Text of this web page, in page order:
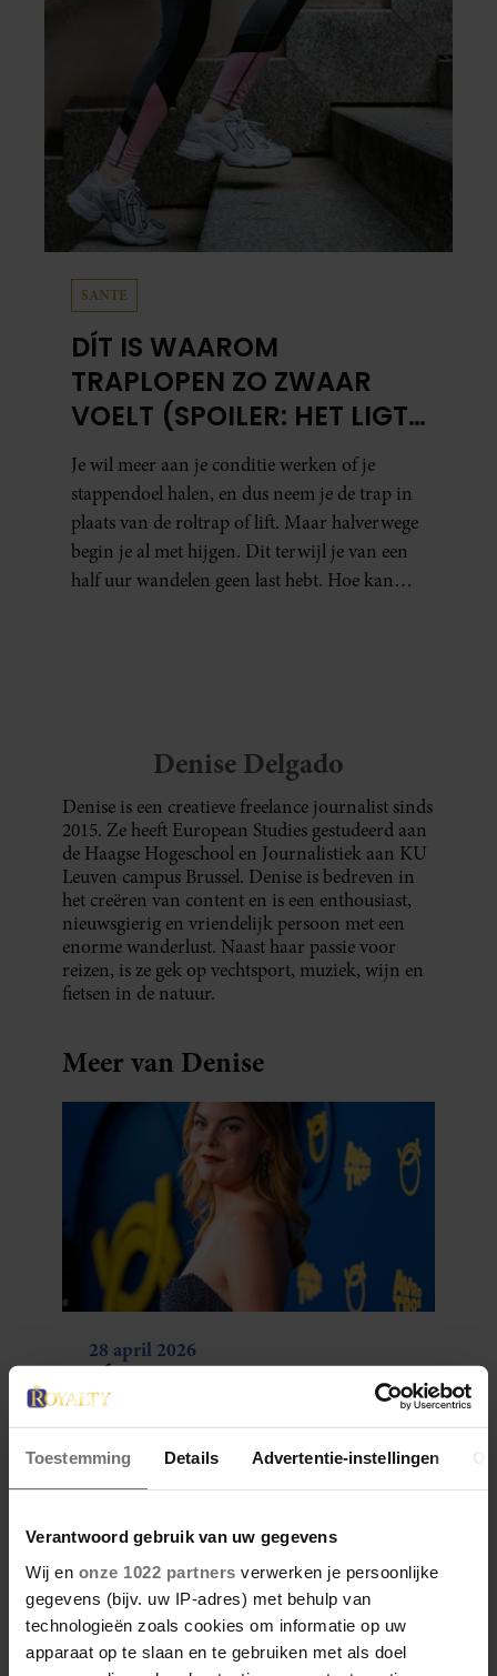
Toestemming Details Advertentie-instellingen
Verantwoord gebruik van uw gegevens
Wij en onze 1022 partners verwerken je persoonlijke
gegevens (bijv. uw IP-adres) met behulp van
technologieën zoals cookies om informatie op uw
apparaat op te slaan en te gebruiken met als doel
SANTE
DÍT IS WAAROM
TRAPLOPEN ZO ZWAAR
VOELT (SPOILER: HET LIGT
NIET AAN JE CONDITIE)
Je wil meer aan je conditie werken of je
stappendoel halen, en dus neem je de trap in
plaats van de roltrap of lift. Maar halverwege
begin je al met hijgen. Dit terwijl je van een
half uur wandelen geen last hebt. Hoe kan
Denise Delgado
Denise is een creatieve freelance journalist sinds
2015. Ze heeft European Studies gestudeerd aan
de Haagse Hogeschool en Journalistiek aan KU
Leuven campus Brussel. Denise is bedreven in
het creëren van content en is een enthousiast,
nieuwsgierig en vriendelijk persoon met een
enorme wanderlust. Naast haar passie voor
reizen, is ze gek op vechtsport, muziek, wijn en
fietsen in de natuur.
Meer van Denise
28 april 2026
DÍT ZIJN FAVORIETE
RESTAURANTS VAN ELOISE